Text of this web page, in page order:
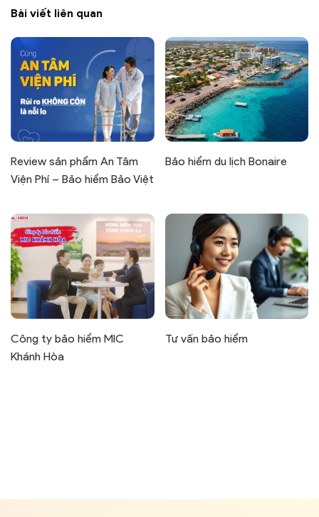
Bài viết liên quan
Review sản phẩm An Tâm
Viện Phí – Bảo hiểm Bảo Việt
Bảo hiểm du lịch Bonaire
Công ty bảo hiểm MIC
Khánh Hòa
Tư vấn bảo hiểm